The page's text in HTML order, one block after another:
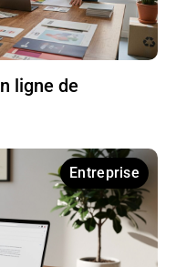
ligne de
Entreprise